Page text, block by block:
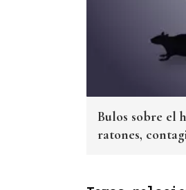
Bulos sobre el
ratones,